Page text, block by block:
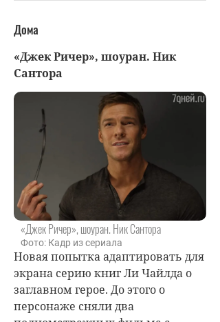
Дома
«Джек Ричер», шоуран. Ник
Сантора
«Джек Ричер», шоуран. Ник Сантора
Фото: Кадр из сериала
Новая попытка адаптировать для
экрана серию книг Ли Чайлда о
заглавном герое. До этого о
персонаже сняли два